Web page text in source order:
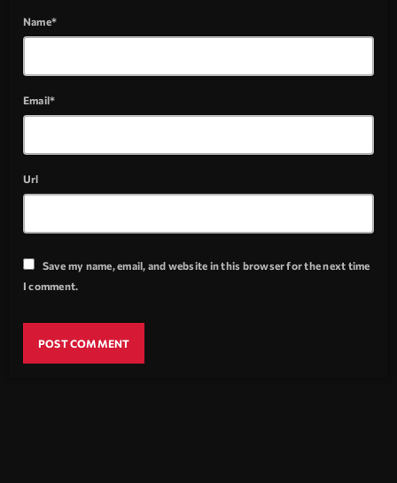
Name*
Email*
Url
Save my name, email, and website in this browser for the next time
I comment.